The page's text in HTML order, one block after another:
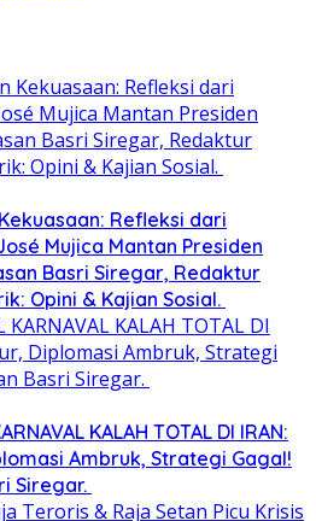
Refleksi dari
Mujica Mantan Presiden
Basri Siregar, Redaktur
Opini & Kajian Sosial.
KALAH TOTAL DI IRAN:
Ambruk, Strategi Gagal!
Siregar.